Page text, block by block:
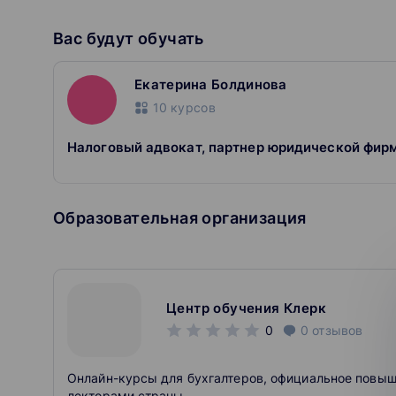
Вас будут обучать
Екатерина Болдинова
10 курсов
Налоговый адвокат, партнер юридической
Образовательная организация
Центр обучения Клерк
0 0 отзывов
Онлайн-курсы для бухгалтеров, официальное